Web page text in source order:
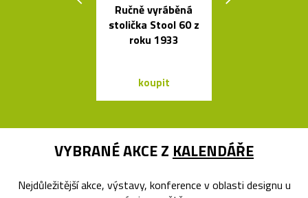
Ručně vyráběná
stolička Stool 60 z
roku 1933
koupit
VYBRANÉ AKCE Z KALENDÁŘE
Nejdůležitější akce, výstavy, konference v oblasti designu u